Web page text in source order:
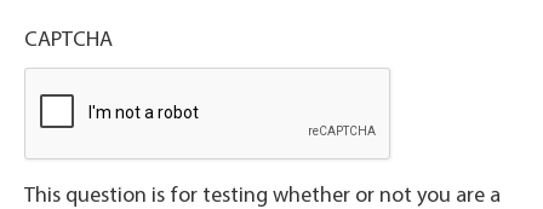
CAPTCHA
This question is for testing whether or not you are a